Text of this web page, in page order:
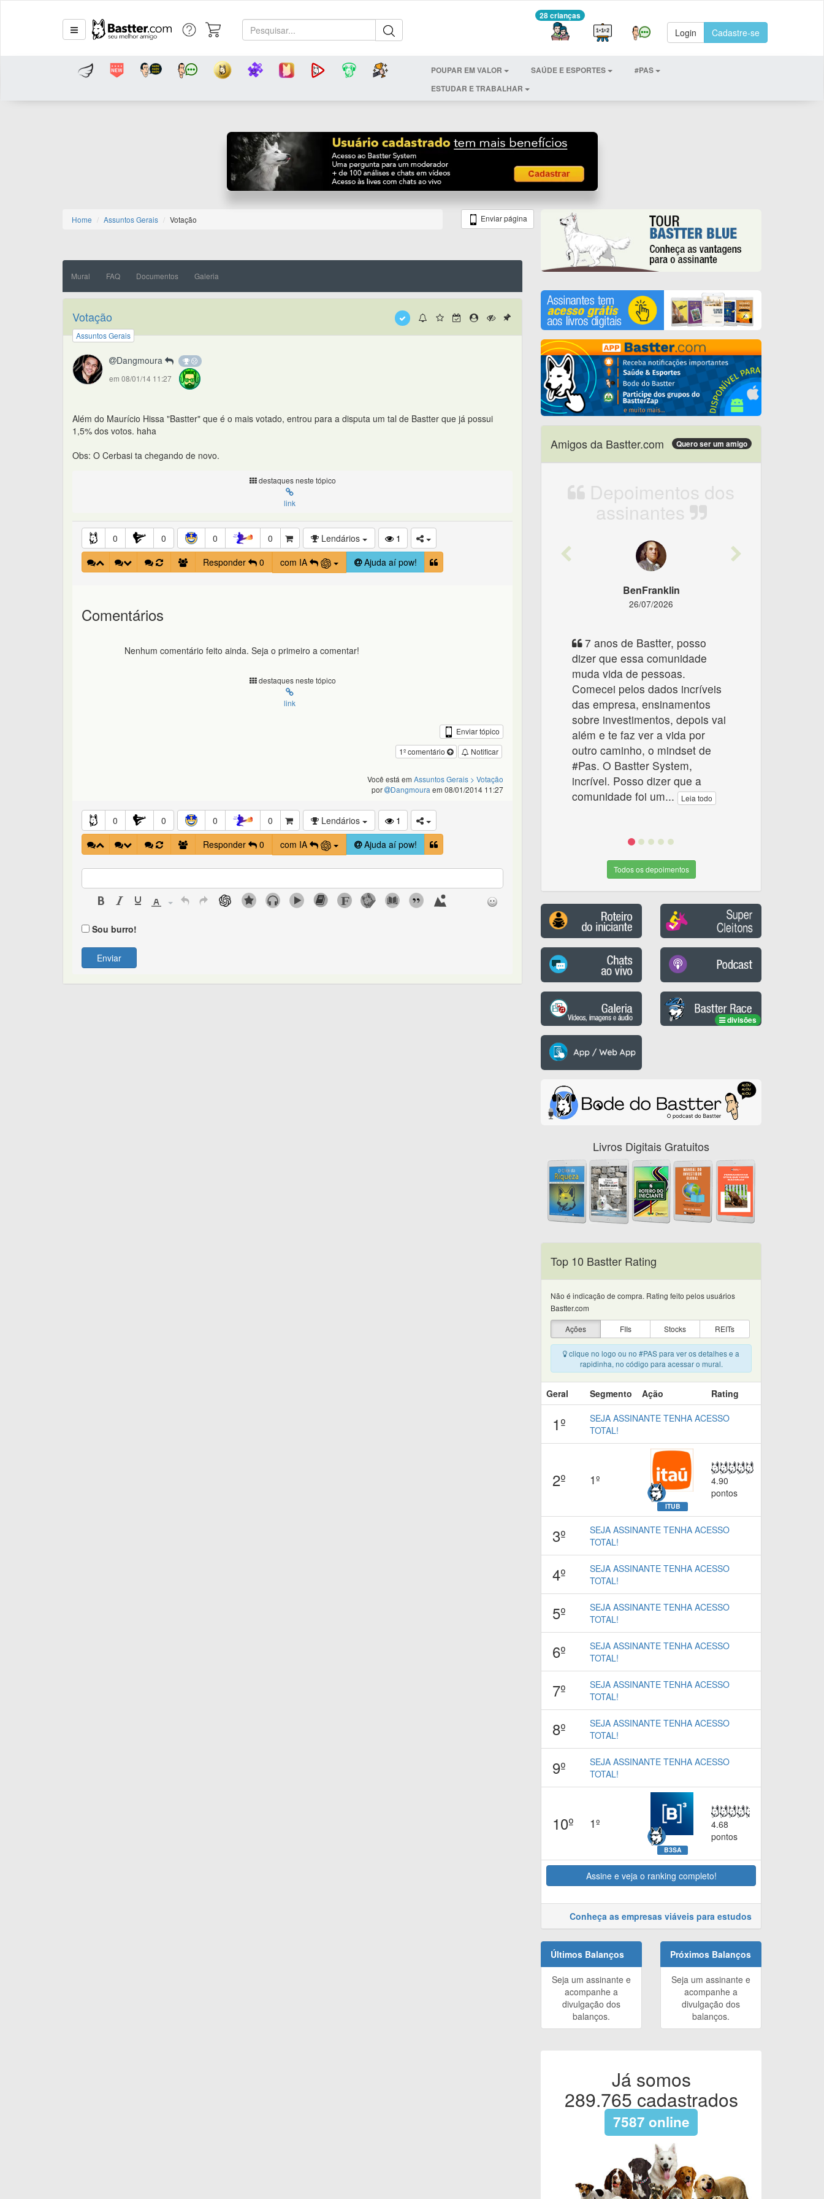
28 crianças
Login Cadastre-se
POUPAR EM VALOR SAÚDE E ESPORTES
#PAS
ESTUDAR E TRABALHAR
Home Assuntos Gerais Votação Enviar página
Mural FAQ Documentos Galeria
Votação
Assuntos Gerais
Dangmoura
em 08/01/14 11:27
Além do Maurício Hissa "Bastter" que é o mais votado, entrou para a disputa um tal de Bastter que já possui
1,5% dos votos. haha
Obs: O Cerbasi ta chegando de novo.
destaques neste tópico
link
0 0 0 0 Lendários
1
Responder
0 com IA Ajuda aí pow!
Comentários
Nenhum comentário feito ainda. Seja o primeiro a comentar!
destaques neste tópico
link
Enviar tópico
Notificar
1º comentário
Você está em Assuntos Gerais > Votação
por
Dangmouraem 08/01/2014 11:27
0 0 0 0 Lendários
1
Responder
0 com IA Ajuda aí pow!
Sou burro!
Enviar
Amigos da Bastter.com Quero ser um amigo
Depoimentos dos
assinantes
Previous
BenFranklin
26/07/2026
7 anos de Bastter, posso
dizer que essa comunidade
muda vida de pessoas.
Comecei pelos dados incríveis
das empresa, ensinamentos
sobre investimentos, depois vai
além e te faz ver a vida por
outro caminho, o mindset de
#Pas. O Bastter System,
incrível. Posso dizer que a
comunidade foi um... Leia todo
Todos os depoimentos
divisões
Livros Digitais Gratuitos
Top 10 Bastter Rating
Não é indicação de compra. Rating feito pelos usuários
Bastter.com
Ações
FIIs Stocks REITs
clique no logo ou no #PAS para ver os detalhes e a
rapidinha, no código para acessar o mural.
Geral Segmento Ação Rating
1º
SEJA ASSINANTE TENHA ACESSO
TOTAL!
2º 1º
ITUB
4.90
pontos
3º
SEJA ASSINANTE TENHA ACESSO
TOTAL!
4º
SEJA ASSINANTE TENHA ACESSO
TOTAL!
5º
SEJA ASSINANTE TENHA ACESSO
TOTAL!
6º
SEJA ASSINANTE TENHA ACESSO
TOTAL!
7º
SEJA ASSINANTE TENHA ACESSO
TOTAL!
8º
SEJA ASSINANTE TENHA ACESSO
TOTAL!
9º
SEJA ASSINANTE TENHA ACESSO
TOTAL!
10º 1º
B3SA
4.68
pontos
Assine e veja o ranking completo!
Conheça as empresas viáveis para estudos
Últimos Balanços
Seja um assinante e
acompanhe a
divulgação dos
balanços.
Próximos Balanços
Seja um assinante e
acompanhe a
divulgação dos
balanços.
Já somos
289.765 cadastrados
7587 online